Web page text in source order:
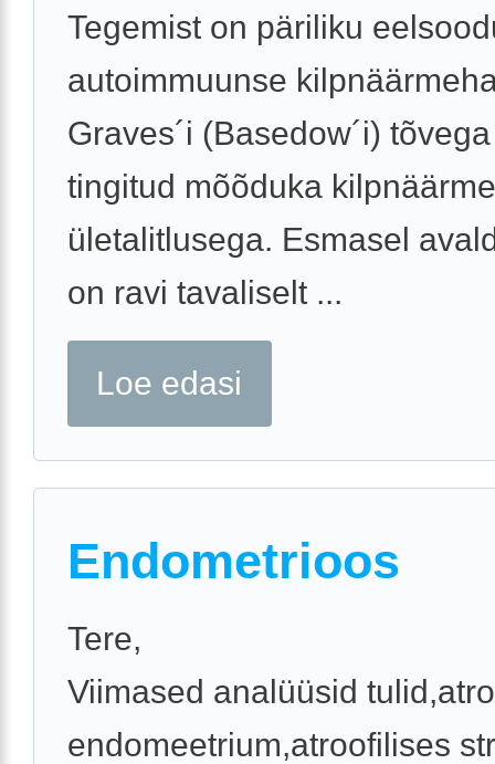
Tegemist on päriliku
autoimmuunse
Graves´i (Basedow´i)
tingitud mõõduka kilpnäärme
ületalitlusega. Esmasel
on ravi tavaliselt ...
Loe edasi
Endometrioos
Tere,
Viimased analüüsid
endomeetrium,atroofilises